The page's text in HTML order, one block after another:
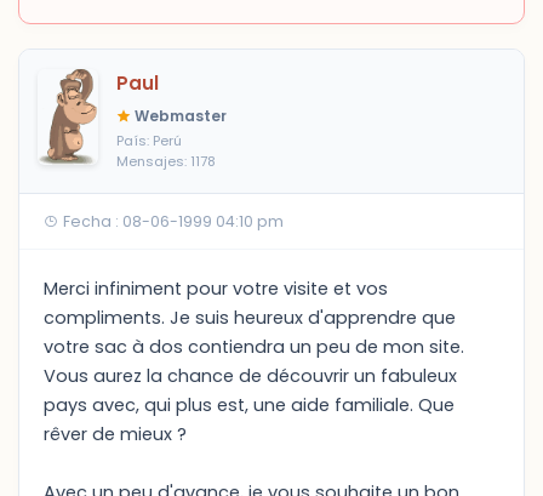
Paul
Webmaster
País: Perú
Mensajes: 1178
Fecha : 08-06-1999 04:10 pm
Merci infiniment pour votre visite et vos
compliments. Je suis heureux d'apprendre que
votre sac à dos contiendra un peu de mon site.
Vous aurez la chance de découvrir un fabuleux
pays avec, qui plus est, une aide familiale. Que
rêver de mieux ?